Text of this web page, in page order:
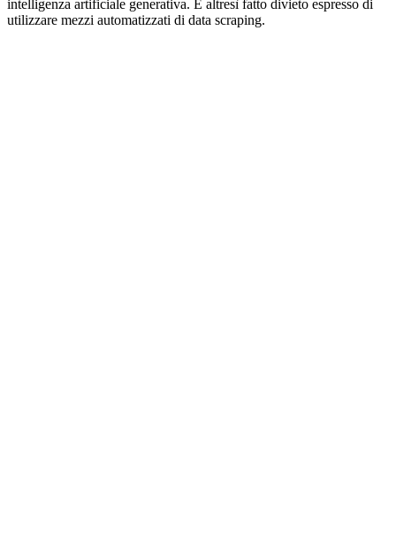
intelligenza artificiale generativa. È altresì fatto divieto espresso di
utilizzare mezzi automatizzati di data scraping.